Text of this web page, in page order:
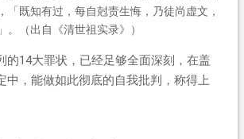
「既知有过，每自尅责生悔，乃徒尚虚文，
。（出自《清世祖实录》）
的14大罪状，已经足够全面深刻，在盖
中，能做如此彻底的自我批判，称得上